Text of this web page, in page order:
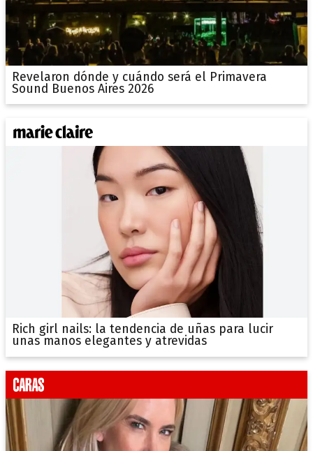
Revelaron dónde y cuándo será el Primavera
Sound Buenos Aires 2026
Rich girl nails: la tendencia de uñas para lucir
unas manos elegantes y atrevidas